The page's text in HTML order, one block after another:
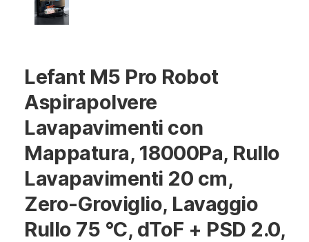
Lefant M5 Pro Robot
Aspirapolvere
Lavapavimenti con
Mappatura, 18000Pa, Rullo
Lavapavimenti 20 cm,
Zero-Groviglio, Lavaggio
Rullo 75 °C, dToF + PSD 2.0,